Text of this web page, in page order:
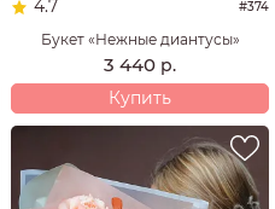
4.7 #374
Букет «Нежные диантусы»
3 440 р.
Купить